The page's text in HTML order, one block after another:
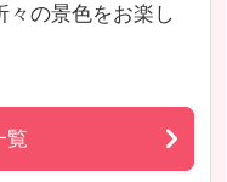
々の景色をお楽し
覧